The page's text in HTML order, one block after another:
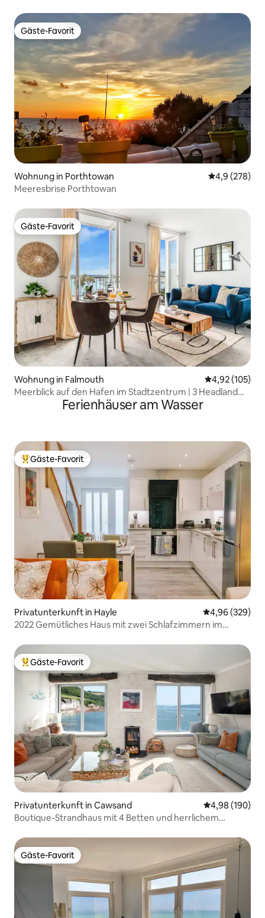
Gäste-Favorit
Gäste-Favorit
Wohnung in Porthtowan
4,9 (278)
Meeresbrise Porthtowan
Gäste-Favorit
Gäste-Favorit
Wohnung in Falmouth
4,92 (105)
Meerblick auf den Hafen im Stadtzentrum | 3 Headland
Ferienhäuser am Wasser
Beliebter Gäste-Favorit.
Gäste-Favorit
Privatunterkunft in Hayle
4,96 (329)
2022 Gemütliches Haus mit zwei Schlafzimmern im
Beliebter Gäste-Favorit.
Gäste-Favorit
Privatunterkunft in Cawsand
4,98 (190)
Boutique-Strandhaus mit 4 Betten und herrlichem
Gäste-Favorit
Gäste-Favorit